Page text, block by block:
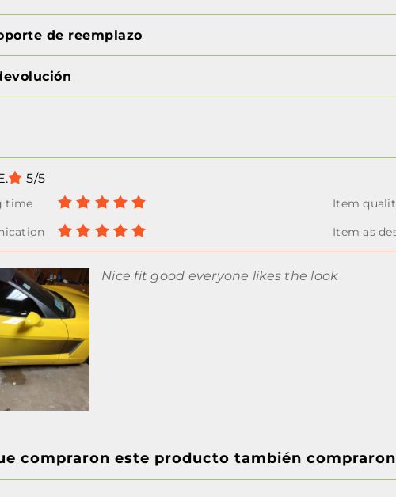
de reemplazo
5/5
Nice fit good everyone likes the look
compraron este producto también compraron